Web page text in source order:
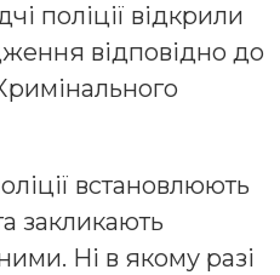
поліції відкрили
відповідно до
встановлюють
закликають
Ні в якому разі